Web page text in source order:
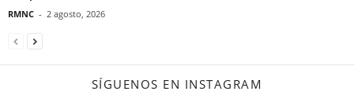
RMNC - 2 agosto, 2026
SÍGUENOS EN INSTAGRAM